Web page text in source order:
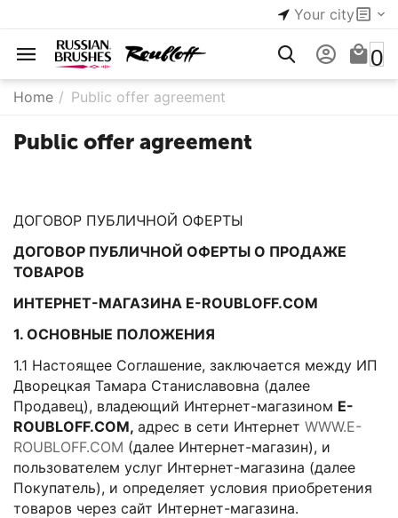
Your city
0
Home / Public offer agreement
Public offer agreement
ДОГОВОР ПУБЛИЧНОЙ ОФЕРТЫ
ДОГОВОР ПУБЛИЧНОЙ ОФЕРТЫ О ПРОДАЖЕ
ТОВАРОВ
ИНТЕРНЕТ-МАГАЗИНА E-ROUBLOFF.COM
1. ОСНОВНЫЕ ПОЛОЖЕНИЯ
1.1 Настоящее Соглашение, заключается между ИП
Дворецкая Тамара Станиславовна (далее
Продавец), владеющий Интернет-магазином E-
ROUBLOFF.COM, адрес в сети Интернет WWW.E-
ROUBLOFF.COM (далее Интернет-магазин), и
пользователем услуг Интернет-магазина (далее
Покупатель), и определяет условия приобретения
товаров через сайт Интернет-магазина.